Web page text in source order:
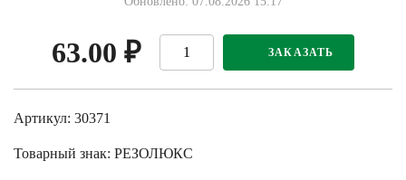
63.00 ₽ ЗАКАЗАТЬ
Артикул: 30371
Товарный знак: РЕЗОЛЮКС